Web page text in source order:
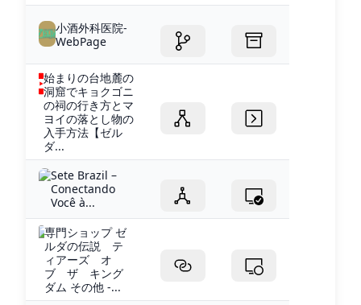
小酒外科医院-
WebPage
始まりの台地麓の
洞窟でキョクゴニ
の祠の行き方とマ
ヨイの落とし物の
入手方法【ゼル
ダ...
Sete Brazil –
Conectando
Você à...
専門ショップ ゼ
ルダの伝説 テ
ィアーズ オ
ブ ザ キング
ダム その他 -...